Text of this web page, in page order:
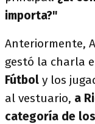
importa?"
Anteriormente,
gestó la charla
Fútbol y los
al vestuario, a
categoría de